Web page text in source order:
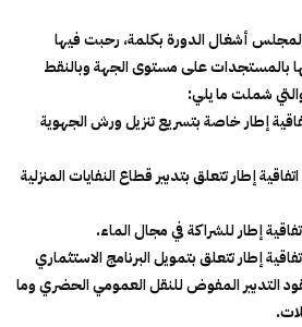
أشغال الدورة بكلمة، رحبت فيها
بالمستجدات على مستوى الجهة وبالنقط
شملت ما يلي:
إطار خاصة بتسريع تنزيل ورش الجهوية
إطار تتعلق بتدبير قطاع النفايات المنزلية
إطار تتعلق بتمويل البرنامج الاستثماري
التدبير المفوض للنقل العمومي الحضري وما